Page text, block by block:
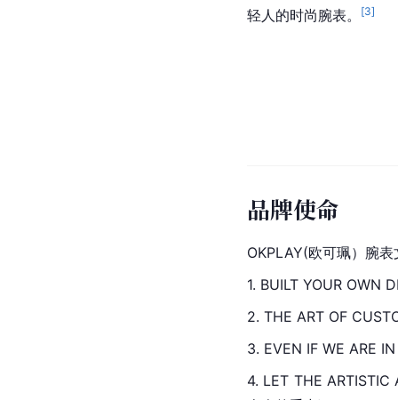
轻人的时尚腕表。
[3]
品牌使命
OKPLAY(欧可珮）腕表
1. BUILT YOUR OWN
2. THE ART OF
3. EVEN IF WE ARE
4. LET THE ARTISTIC